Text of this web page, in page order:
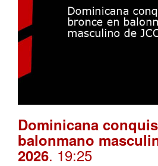
Dominicana
balonmano
2026. 19:25